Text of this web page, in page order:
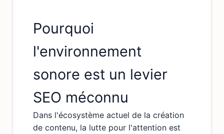
Pourquoi
l'environnement
sonore est un levier
SEO méconnu
Dans l'écosystème actuel de la création
de contenu, la lutte pour l'attention est